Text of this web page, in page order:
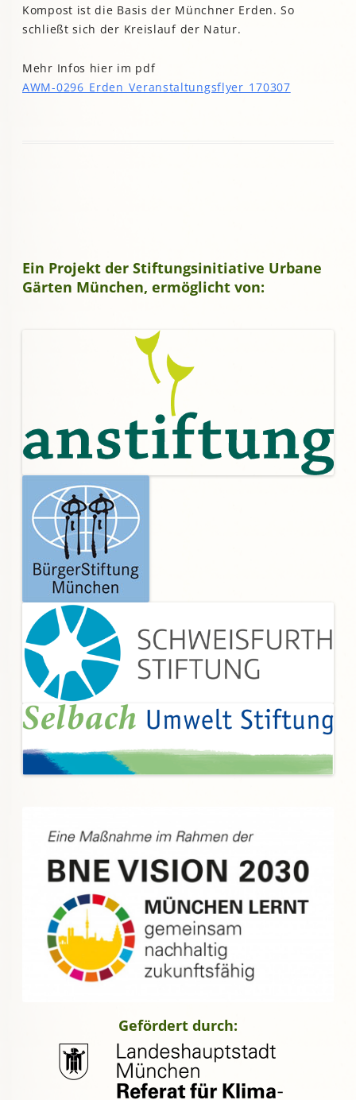
Kompost ist die Basis der Münchner Erden. So
schließt sich der Kreislauf der Natur.
Mehr Infos hier im pdf
AWM-0296_Erden_Veranstaltungsflyer_170307
Ein Projekt der Stiftungsinitiative Urbane
Gärten München, ermöglicht von:
Gefördert durch: